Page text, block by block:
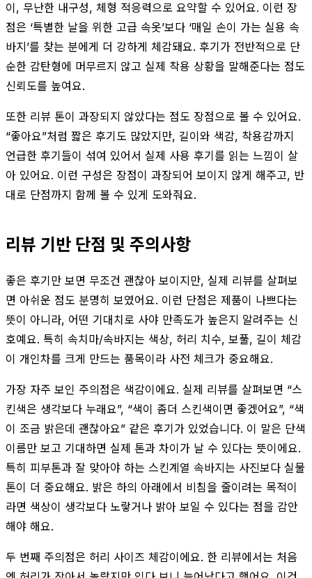
이, 무난한 내구성, 체형 적응력으로 요약할 수 있어요. 이런 장
점은 ‘특별한 날을 위한 고급 속옷’보다 ‘매일 손이 가는 실용 속
바지’를 찾는 분에게 더 강하게 체감돼요. 후기가 전반적으로 단
순한 감탄형에 머무르지 않고 실제 착용 상황을 말해준다는 점도
신뢰도를 높여요.
또한 리뷰 톤이 과장되지 않았다는 점도 장점으로 볼 수 있어요.
“좋아요”처럼 짧은 후기도 많았지만, 길이와 색감, 착용감까지
언급한 후기들이 섞여 있어서 실제 사용 후기를 읽는 느낌이 살
아 있어요. 이런 구성은 장점이 과장되어 보이지 않게 해주고, 반
대로 단점까지 함께 볼 수 있게 도와줘요.
리뷰 기반 단점 및 주의사항
좋은 후기만 보면 무조건 괜찮아 보이지만, 실제 리뷰를 살펴보
면 아쉬운 점도 분명히 보였어요. 이런 단점은 제품이 나쁘다는
뜻이 아니라, 어떤 기대치로 사야 만족도가 높은지 알려주는 신
호예요. 특히 속치마/속바지는 색상, 허리 치수, 보풀, 길이 체감
이 개인차를 크게 만드는 품목이라 사전 체크가 중요해요.
가장 자주 보인 주의점은 색감이에요. 실제 리뷰를 살펴보면 “스
킨색은 생각보다 누래요”, “색이 좀더 스킨색이면 좋겠어요”, “색
이 조금 밝은데 괜찮아요” 같은 후기가 있었습니다. 이 말은 단색
이름만 보고 기대하면 실제 톤과 차이가 날 수 있다는 뜻이에요.
특히 피부톤과 잘 맞아야 하는 스킨계열 속바지는 사진보다 실물
톤이 더 중요해요. 밝은 하의 아래에서 비침을 줄이려는 목적이
라면 색상이 생각보다 노랗거나 밝아 보일 수 있다는 점을 감안
해야 해요.
두 번째 주의점은 허리 사이즈 체감이에요. 한 리뷰에서는 처음